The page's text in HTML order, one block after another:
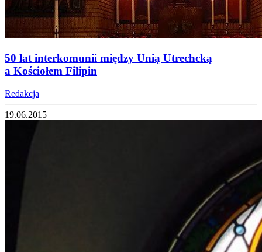
50 lat interkomunii między Unią Utrechcką
a Kościołem Filipin
Redakcja
19.06.2015